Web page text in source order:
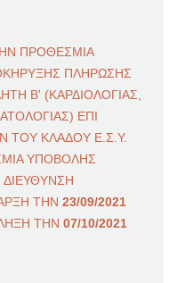
ΠΡΟΘΕΣΜΙΑ
ΠΛΗΡΩΣΗΣ
Β' (ΚΑΡΔΙΟΛΟΓΙΑΣ,
ΕΠΙ
ΤΟΥ ΚΛΑΔΟΥ Ε.Σ.Υ.
ΥΠΟΒΟΛΗΣ
ΤΗΝ 23/09/2021
ΤΗΝ 07/10/2021